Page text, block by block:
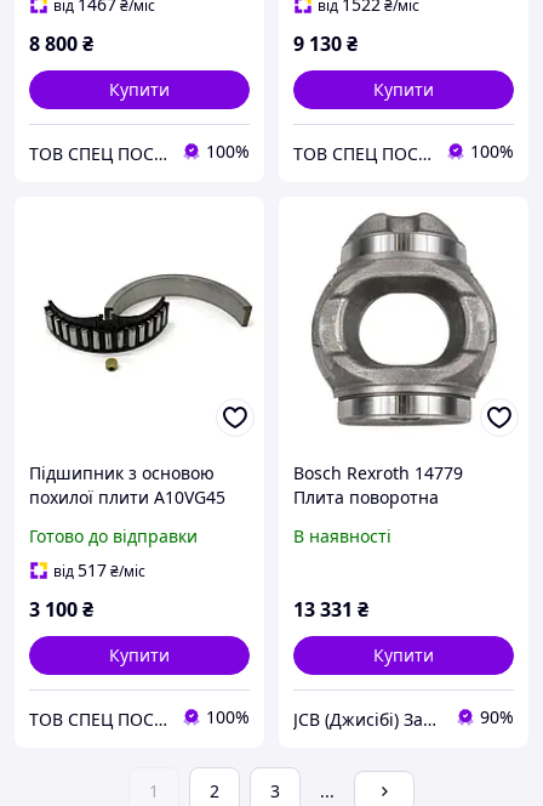
від ₴/міс
8 800₴
Купити
ТОВ СПЕЦ ПОСТАЧ МАРКЕТ 100%
від ₴/міс
9 130₴
Купити
ТОВ СПЕЦ ПОСТАЧ МАРКЕТ 100%
Підшипник з основою
похилої плити A10VG45
Готово до відправки
від517₴/міс
3 100₴
Купити
ТОВ СПЕЦ ПОСТАЧ МАРКЕТ 100%
Bosch Rexroth 14779
Плита поворотна
SKS
В наявності
13 331 ₴
Купити
JCB (Джисібі) Запчастини - Сервіс - Ремонт спецтехніки 90%
1 2 3 ...